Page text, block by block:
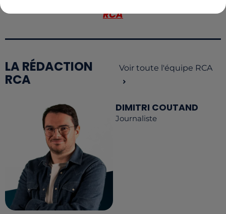
RCA
LA RÉDACTION
RCA
Voir toute l'équipe RCA
DIMITRI COUTAND
Journaliste